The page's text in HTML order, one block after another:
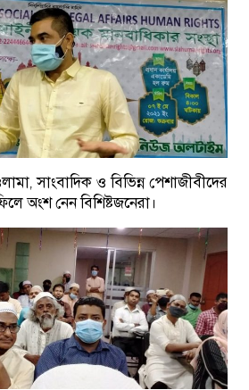
সাংবাদিক ও বিভিন্ন পেশাজীবীদের
অংশ নেন বিশিষ্টজনেরা।